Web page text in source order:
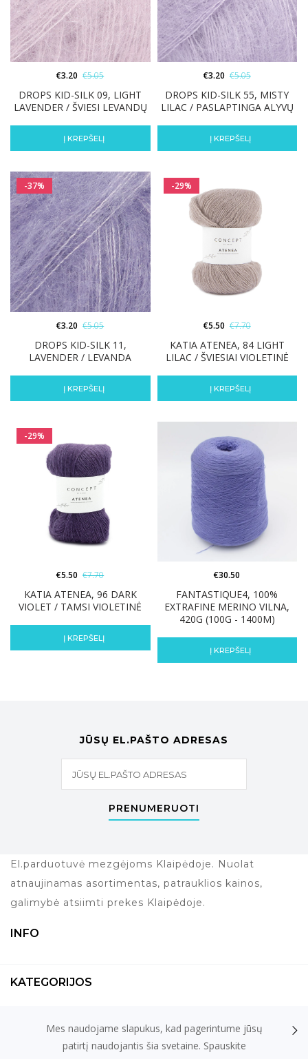
DROPS KID-SILK 09, LIGHT
LAVENDER / ŠVIESI LEVANDŲ
€3.20 €5.05
Į KREPŠELĮ
DROPS KID-SILK 55, MISTY
LILAC / PASLAPTINGA ALYVŲ
€3.20 €5.05
Į KREPŠELĮ
-37%
DROPS KID-SILK 11,
LAVENDER / LEVANDA
€3.20 €5.05
Į KREPŠELĮ
-29%
KATIA ATENEA, 84 LIGHT
LILAC / ŠVIESIAI VIOLETINĖ
€5.50 €7.70
Į KREPŠELĮ
-29%
KATIA ATENEA, 96 DARK
VIOLET / TAMSI VIOLETINĖ
€5.50 €7.70
Į KREPŠELĮ
FANTASTIQUE4, 100%
EXTRAFINE MERINO VILNA,
420G (100G - 1400M)
€30.50
Į KREPŠELĮ
JŪSŲ EL.PAŠTO ADRESAS
PRENUMERUOTI
El.parduotuvė mezgėjoms Klaipėdoje. Nuolat
atnaujinamas asortimentas, patrauklios kainos,
galimybė atsiimti prekes Klaipėdoje.
INFO
KATEGORIJOS
KONTAKTAIMes naudojame slapukus, kad pagerintume jūsų
patirtį naudojantis šia svetaine. Spauskite